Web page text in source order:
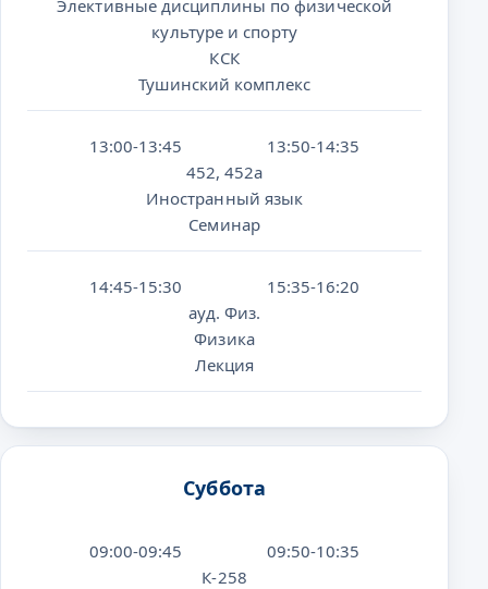
Элективные дисциплины по физической
культуре и спорту
КСК
Тушинский комплекс
13:00-13:45
13:50-14:35
452, 452а
Иностранный язык
Семинар
14:45-15:30
15:35-16:20
ауд. Физ.
Физика
Лекция
Суббота
09:00-09:45
09:50-10:35
К-258